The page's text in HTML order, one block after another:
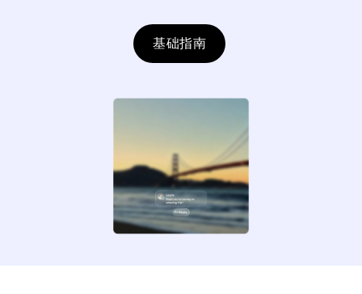
基础指南